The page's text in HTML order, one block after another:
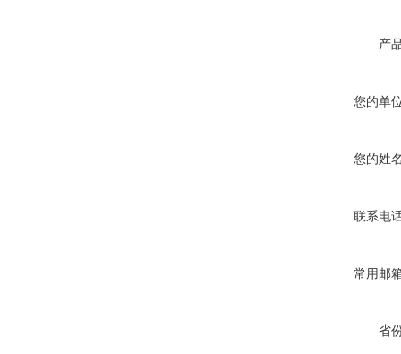
产
您的单
您的姓
联系电
常用邮
省